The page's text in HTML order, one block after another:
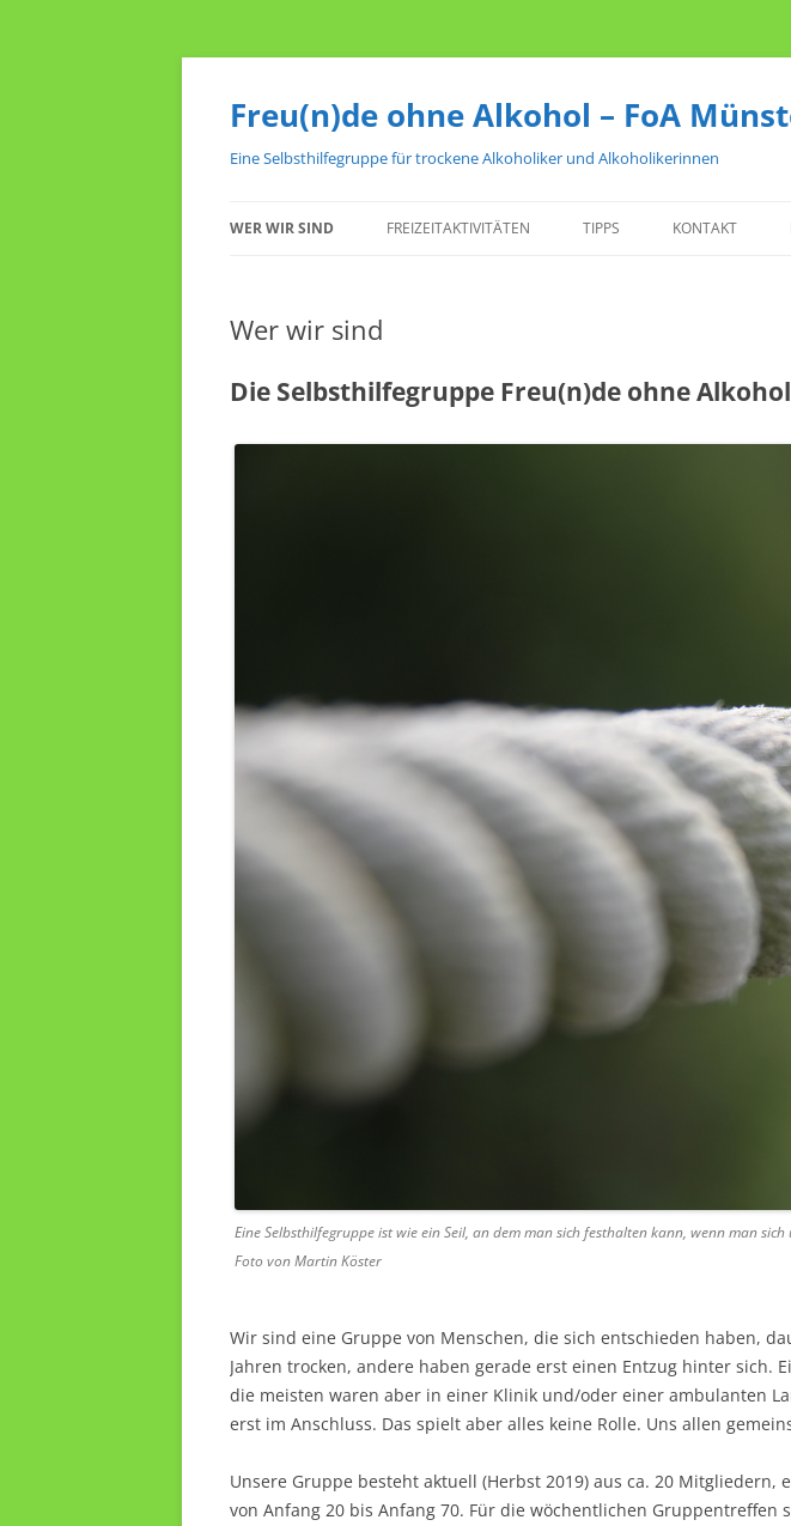
Zum
Freu(n)de ohne Alkohol – FoA
Eine Selbsthilfegruppe für trockene Alkoholiker und Alkoholikerinnen
WER WIR SIND FREIZEITAKTIVITÄTEN TIPPS KONTAKT
Wer wir sind
Die Selbsthilfegruppe Freu(n)de ohne Alkohol
Eine Selbsthilfegruppe ist wie ein Seil, an dem man sich festhalten kann, wenn man
Foto von Martin Köster
Wir sind eine Gruppe von Menschen, die sich entschieden haben,
Jahren trocken, andere haben gerade erst einen Entzug hinter sich.
die meisten waren aber in einer Klinik und/oder einer ambulanten
erst im Anschluss. Das spielt aber alles keine Rolle. Uns allen
Unsere Gruppe besteht aktuell (Herbst 2019) aus ca. 20
von Anfang 20 bis Anfang 70. Für die wöchentlichen